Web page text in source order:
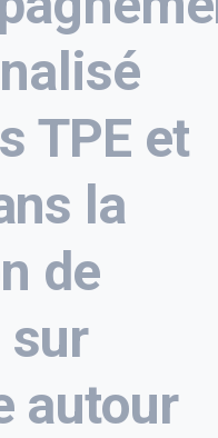
TPE et
la
de
sur
autour